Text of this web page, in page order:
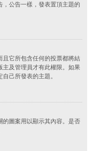
公告一樣，發表置頂主題的
且它所包含任何的投票都將結
主及管理員才有此權限。如果
己所發表的主題。
的圖案用以顯示其內容。是否